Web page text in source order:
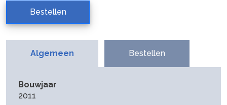
Bestellen
Algemeen Bestellen
Bouwjaar
2011